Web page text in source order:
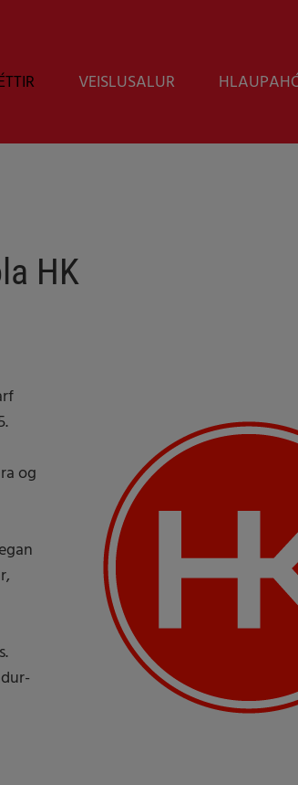
VEISLUSALUR
HK
og